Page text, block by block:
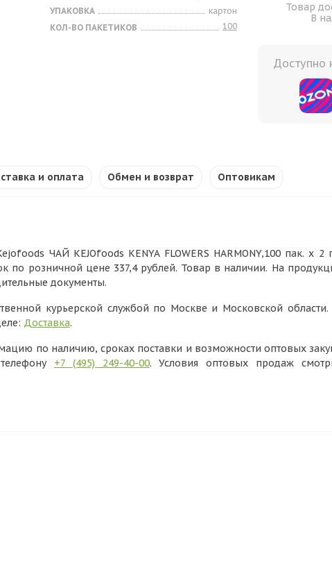
УПАКОВКА
картон
КОЛ-ВО ПАКЕТИКОВ
100
Товар
В
Доступно
и оплата Обмен и возврат Оптовикам
ЧАЙ KEJOfoods KENYA FLOWERS HARMONY,100 пак. х 2
по розничной цене 337,4 рублей. Товар в наличии. На
документы.
курьерской службой по Москве и Московской
Доставка.
по наличию, сроках поставки и возможности оптовых
+7 (495) 249-40-00. Условия оптовых продаж